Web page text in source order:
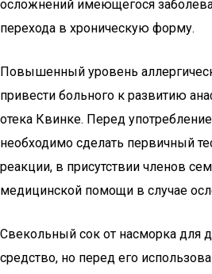
осложнений имеющегося
перехода в хроническую форму.
Повышенный уровень
привести больного к развитию
отека Квинке. Перед
необходимо сделать первичный
реакции, в присутствии членов
медицинской помощи в случае
Свекольный сок от насморка для
средство, но перед его